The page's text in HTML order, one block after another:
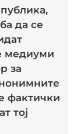
да се
медиуми
за
фактички
тој